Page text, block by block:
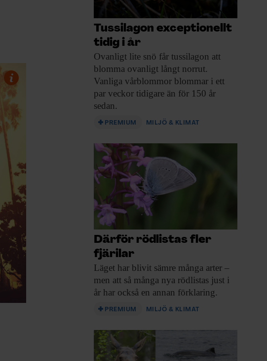
Tussilagon exceptionellt
tidig i år
Ovanligt lite snö får tussilagon att
blomma ovanligt långt norrut.
Vanliga vårblommor blommar i ett
par veckor tidigare än för 150 år
sedan.
PREMIUM MILJÖ & KLIMAT
Därför rödlistas fler
fjärilar
Läget har blivit sämre många arter –
men att så många nya rödlistas just i
år har också en annan förklaring.
PREMIUM MILJÖ & KLIMAT